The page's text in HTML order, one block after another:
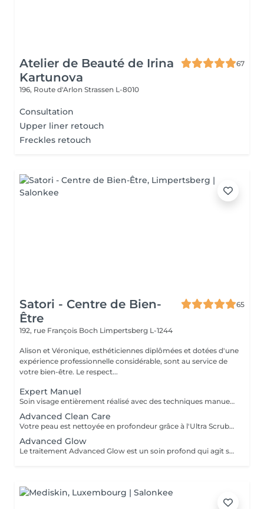
Atelier de Beauté de Irina
Kartunova
67
196, Route d'Arlon Strassen L-8010
Consultation
Upper liner retouch
Freckles retouch
Satori - Centre de Bien-
Être
65
192, rue François Boch Limpertsberg L-1244
Alison et Véronique, esthéticiennes diplômées et dotées d'une
expérience professionnelle considérable, sont au service de
votre bien-être. Le respect...
Expert Manuel
Soin visage entièrement réalisé avec des techniques manuelles. Adapté à votre type de peau, c'est un nettoyage en profondeur avec la pose d'un masque spécifique. Possibilité de rajouter une extraction de comédons avec un vapozone.
Advanced Clean Care
Votre peau est nettoyée en profondeur grâce à l'Ultra Scrubber. Ce mini soin permet d'éliminer les cellules mortes de la peau, les taches pigmentaires et les toxines. Il stimule les cellules de la peau et améliore la texture de la peau.
Advanced Glow
Le traitement Advanced Glow est un soin profond qui agit sur l'oxygénation et la régénération cellulaire. Il permet de détoxifier la peau, atténuer les rides et raffermir . la micro circulation est stimulée, le teint terne , oubliez ! Lors de ce soin vous bénéficierez d'une double exfoliation(mécanique et acide), ainsi que d'une technologie haut de gamme qui apportera de l'oxygène au coeur des cellules . Convient à tout le monde , femmes enceintes également .